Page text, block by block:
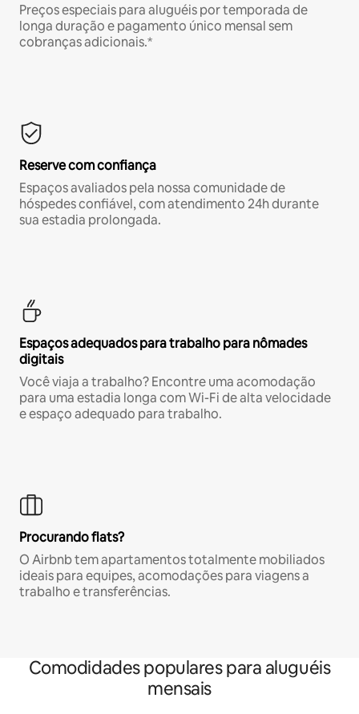
Preços especiais para aluguéis por temporada de
longa duração e pagamento único mensal sem
cobranças adicionais.*
Reserve com confiança
Espaços avaliados pela nossa comunidade de
hóspedes confiável, com atendimento 24h durante
sua estadia prolongada.
Espaços adequados para trabalho para nômades
digitais
Você viaja a trabalho? Encontre uma acomodação
para uma estadia longa com Wi-Fi de alta velocidade
e espaço adequado para trabalho.
Procurando flats?
O Airbnb tem apartamentos totalmente mobiliados
ideais para equipes, acomodações para viagens a
trabalho e transferências.
Comodidades populares para aluguéis
mensais